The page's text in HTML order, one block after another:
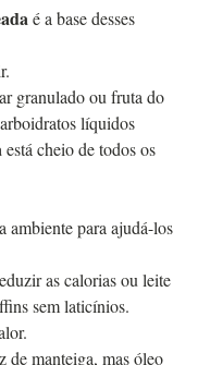
é a base desses
granulado ou fruta do
líquidos
está cheio de todos os
ambiente para ajudá-los
as calorias ou leite
sem laticínios.
de manteiga, mas óleo